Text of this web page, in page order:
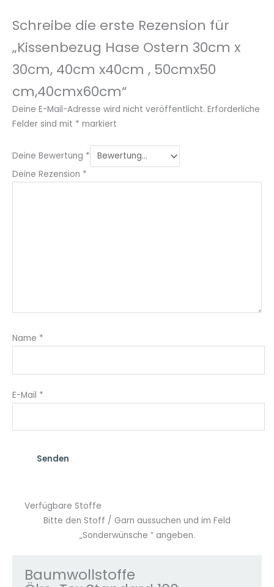
Schreibe die erste Rezension für
„Kissenbezug Hase Ostern 30cm x
30cm, 40cm x40cm , 50cmx50
cm,40cmx60cm“
Deine E-Mail-Adresse wird nicht veröffentlicht. Erforderliche
Felder sind mit * markiert
Deine Bewertung *
Deine Rezension *
Name *
E-Mail *
Verfügbare Stoffe
Bitte den Stoff / Garn aussuchen und im Feld
„Sonderwünsche “ angeben.
Baumwollstoffe